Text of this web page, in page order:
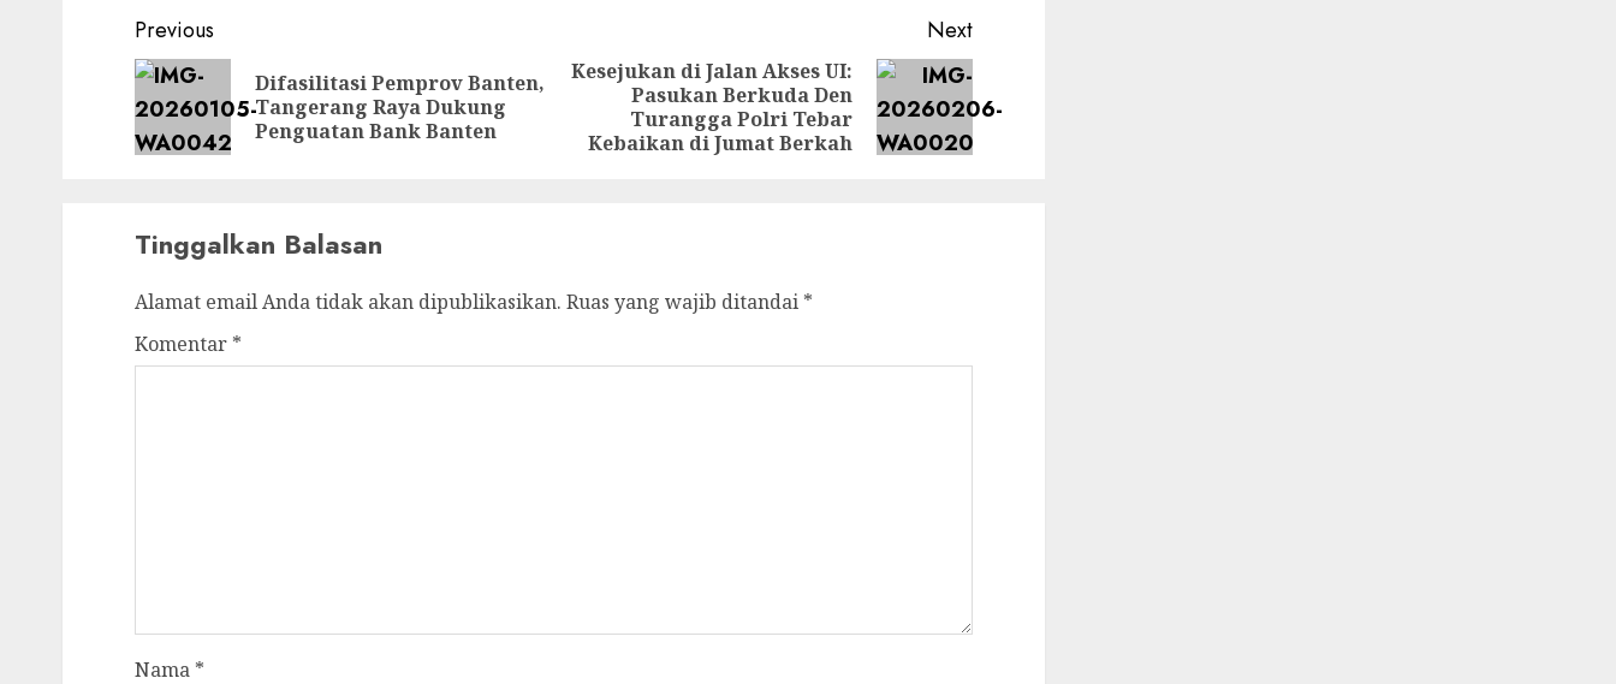
Post
navigation
Previous
Previous
post:
Difasilitasi Pemprov Banten,
Tangerang Raya Dukung
Penguatan Bank Banten
Next
post:
Kesejukan di Jalan Akses UI:
Pasukan Berkuda Den
Turangga Polri Tebar
Kebaikan di Jumat Berkah
Tinggalkan Balasan
Alamat email Anda tidak akan dipublikasikan. Ruas yang wajib ditandai *
Komentar *
Nama *